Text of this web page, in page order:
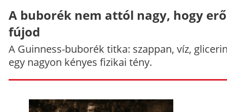
A buborék nem attól nagy, hogy
fújod
A Guinness-buborék titka: szappan, víz,
egy nagyon kényes fizikai tény.